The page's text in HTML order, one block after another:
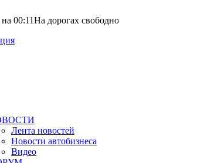
на 00:11На дорогах свободно
Лента новостей
Новости автобизнеса
Видео